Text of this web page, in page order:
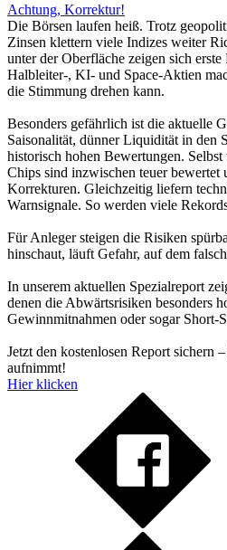
Achtung, Korrektur!
Die Börsen laufen heiß. Trotz
Zinsen klettern viele Indizes weiter
unter der Oberfläche zeigen sich
Halbleiter-, KI- und Space-Aktien
die Stimmung drehen kann.
Besonders gefährlich ist die aktuelle
Saisonalität, dünner Liquidität in den
historisch hohen Bewertungen.
Chips sind inzwischen teuer
Korrekturen. Gleichzeitig liefern
Warnsignale. So werden viele
Für Anleger steigen die Risiken
hinschaut, läuft Gefahr, auf dem
In unserem aktuellen Spezialreport
denen die Abwärtsrisiken besonders
Gewinnmitnahmen oder sogar Short-
Jetzt den kostenlosen Report sichern
aufnimmt!
Hier klicken